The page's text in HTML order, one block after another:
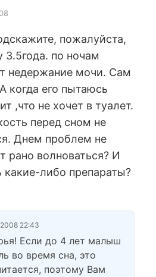
пожалуйста,
3.5года. по ночам
недержание мочи. Сам
когда его пытаюсь
,что не хочет в туалет.
перед сном не
Днем проблем не
рано волноваться? И
либо препараты?
22:43
Если до 4 лет малыш
во время сна, это
поэтому Вам